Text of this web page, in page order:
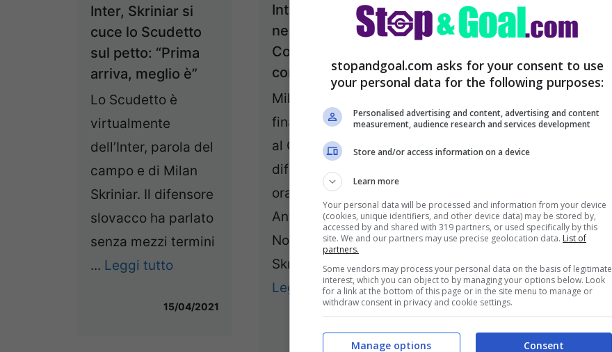
Inter, Skriniar si
cuce lo Scudetto
sul petto: “Prima
arriva, meglio è”
Lo Scudetto è
virtualmente
dell’Inter, parola del
campo e di Milan
Skriniar. Il difensore
slovacco ha parlato
senza mezzi termini
... Leggi tutto
15/04/2021
Inter, Skriniar
negativo al
Coronavirus: torna
con il Real Madrid?
Milan Skriniar è
finalmente negativo
al Coronavirus: il
difensore dell’Inter
ora è disponibile per
Antonio Conte
Notizie Inter,
Skriniar negativo ...
Leggi tutto
Inter, Skriniar
ancora positivo al
Coronavirus: le
ultime
Inter, Milan Skriniar
è ancora positivo al
Coronavirus. Il
è rientrato in Italia
dopo il periodo di
tutto
29/10/2020
stopandgoal.com asks for your consent to use
your personal data for the following purposes:
Personalised advertising and content, advertising and content
measurement, audience research and services development
Store and/or access information on a device
Learn more
Your personal data will be processed and information from your device
(cookies, unique identifiers, and other device data) may be stored by,
accessed by and shared with 319 partners, or used specifically by this
site. We and our partners may use precise geolocation data. List of
partners.
Some vendors may process your personal data on the basis of legitimate
interest, which you can object to by managing your options below. Look
for a link at the bottom of this page or in the site menu to manage or
withdraw consent in privacy and cookie settings.
Consent
Manage options